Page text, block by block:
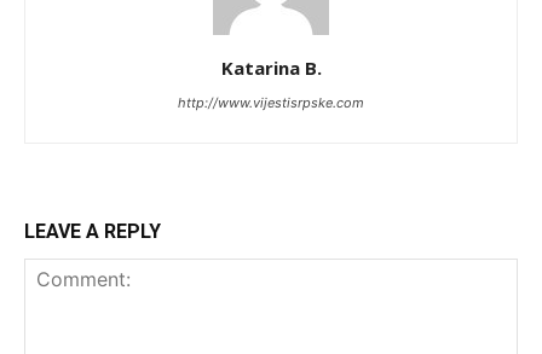
Katarina B.
http://www.vijestisrpske.com
LEAVE A REPLY